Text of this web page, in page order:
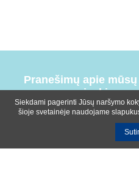
Pranešimų apie
įvykius
Siekdami pagerinti Jūsų naršymo
šioje svetainėje naudojame